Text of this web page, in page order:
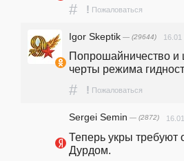
# ! Пожаловаться
Igor Skeptik — (29644) 16.01
Попрошайничество и
черты режима
# ! Пожаловаться
Sergei Semin — (2872)
Теперь укры требуют
Дурдом.